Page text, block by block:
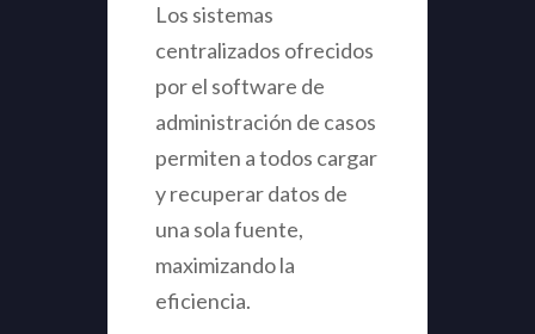
Los sistemas
centralizados ofrecidos
por el software de
administración de casos
permiten a todos cargar
y recuperar datos de
una sola fuente,
maximizando la
eficiencia.